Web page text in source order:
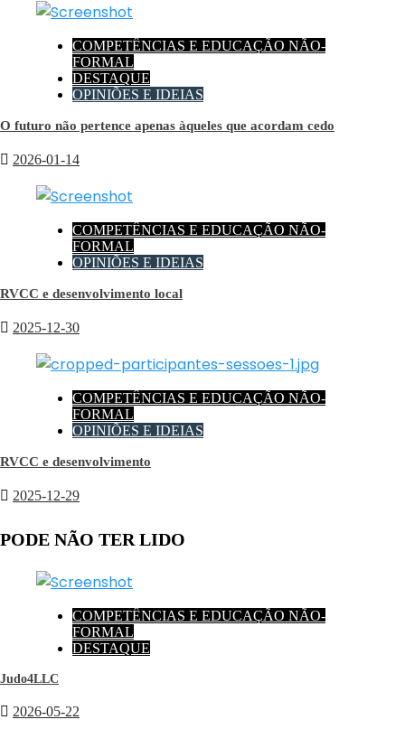
COMPETÊNCIAS E EDUCAÇÃO NÃO-
FORMAL
DESTAQUE
OPINIÕES E IDEIAS
O futuro não pertence apenas àqueles que acordam cedo
2026-01-14
COMPETÊNCIAS E EDUCAÇÃO NÃO-
FORMAL
OPINIÕES E IDEIAS
RVCC e desenvolvimento local
2025-12-30
COMPETÊNCIAS E EDUCAÇÃO NÃO-
FORMAL
OPINIÕES E IDEIAS
RVCC e desenvolvimento
2025-12-29
PODE NÃO TER LIDO
COMPETÊNCIAS E EDUCAÇÃO NÃO-
FORMAL
DESTAQUE
Judo4LLC
2026-05-22